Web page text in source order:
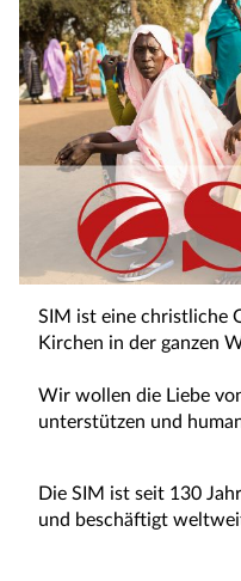
SIM ist eine christliche
Kirchen in der ganzen
Wir wollen die Liebe
unterstützen und
Die SIM ist seit 130
und beschäftigt